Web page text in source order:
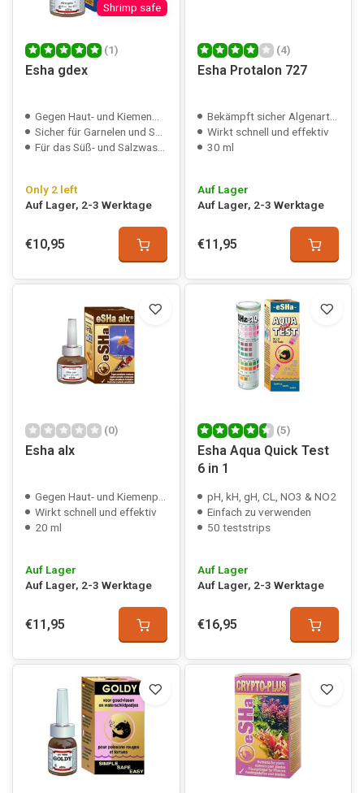
Shrimp safe
(1)
Esha gdex
Gegen Haut- und Kiemenwürmer
Sicher für Garnelen und Schnecken
Für das Süß- und Salzwasserfischen
Only 2 left
Auf Lager, 2-3 Werktage
€10,95
(4)
Esha Protalon 727
Bekämpft sicher Algenarten
Wirkt schnell und effektiv
30 ml
Auf Lager
Auf Lager, 2-3 Werktage
€11,95
(0)
Esha alx
Gegen Haut- und Kiemenparasiten
Wirkt schnell und effektiv
20 ml
Auf Lager
Auf Lager, 2-3 Werktage
€11,95
(5)
Esha Aqua Quick Test
6 in 1
pH, kH, gH, CL, NO3 & NO2
Einfach zu verwenden
50 teststrips
Auf Lager
Auf Lager, 2-3 Werktage
€16,95